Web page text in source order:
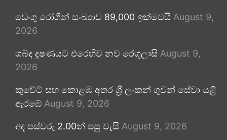
ඩෙංගු රෝගීන් සංඛ්‍යාව 89,000 ඉක්මවයි August 9,
2026
ශබ්ද දූෂණයට එරෙහිව නව රෙගුලාසි August 9,
2026
කුවේට් සහ කොළඹ අතර ශ්‍රී ලංකන් ගුවන් සේවා යළි
ඇරඹේ August 9, 2026
අද පස්වරු 2.00න් පසු වැසි August 9, 2026